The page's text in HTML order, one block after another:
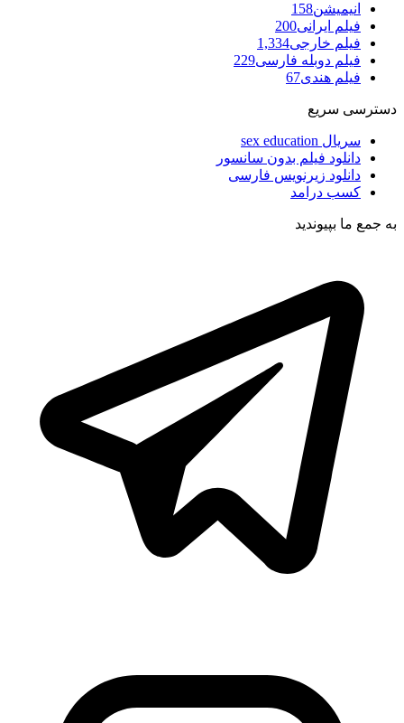
انیمیشن158
فیلم ایرانی200
فیلم خارجی1,334
فیلم دوبله فارسی229
فیلم هندی67
دسترسی سریع
سریال sex education
دانلود فیلم بدون سانسور
دانلود زیرنویس فارسی
کسب درامد
به جمع ما بپیوندید